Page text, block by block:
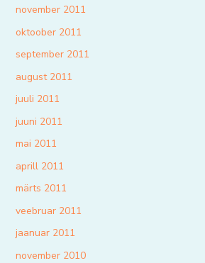
november 2011
oktoober 2011
september 2011
august 2011
juuli 2011
juuni 2011
mai 2011
aprill 2011
märts 2011
veebruar 2011
jaanuar 2011
november 2010